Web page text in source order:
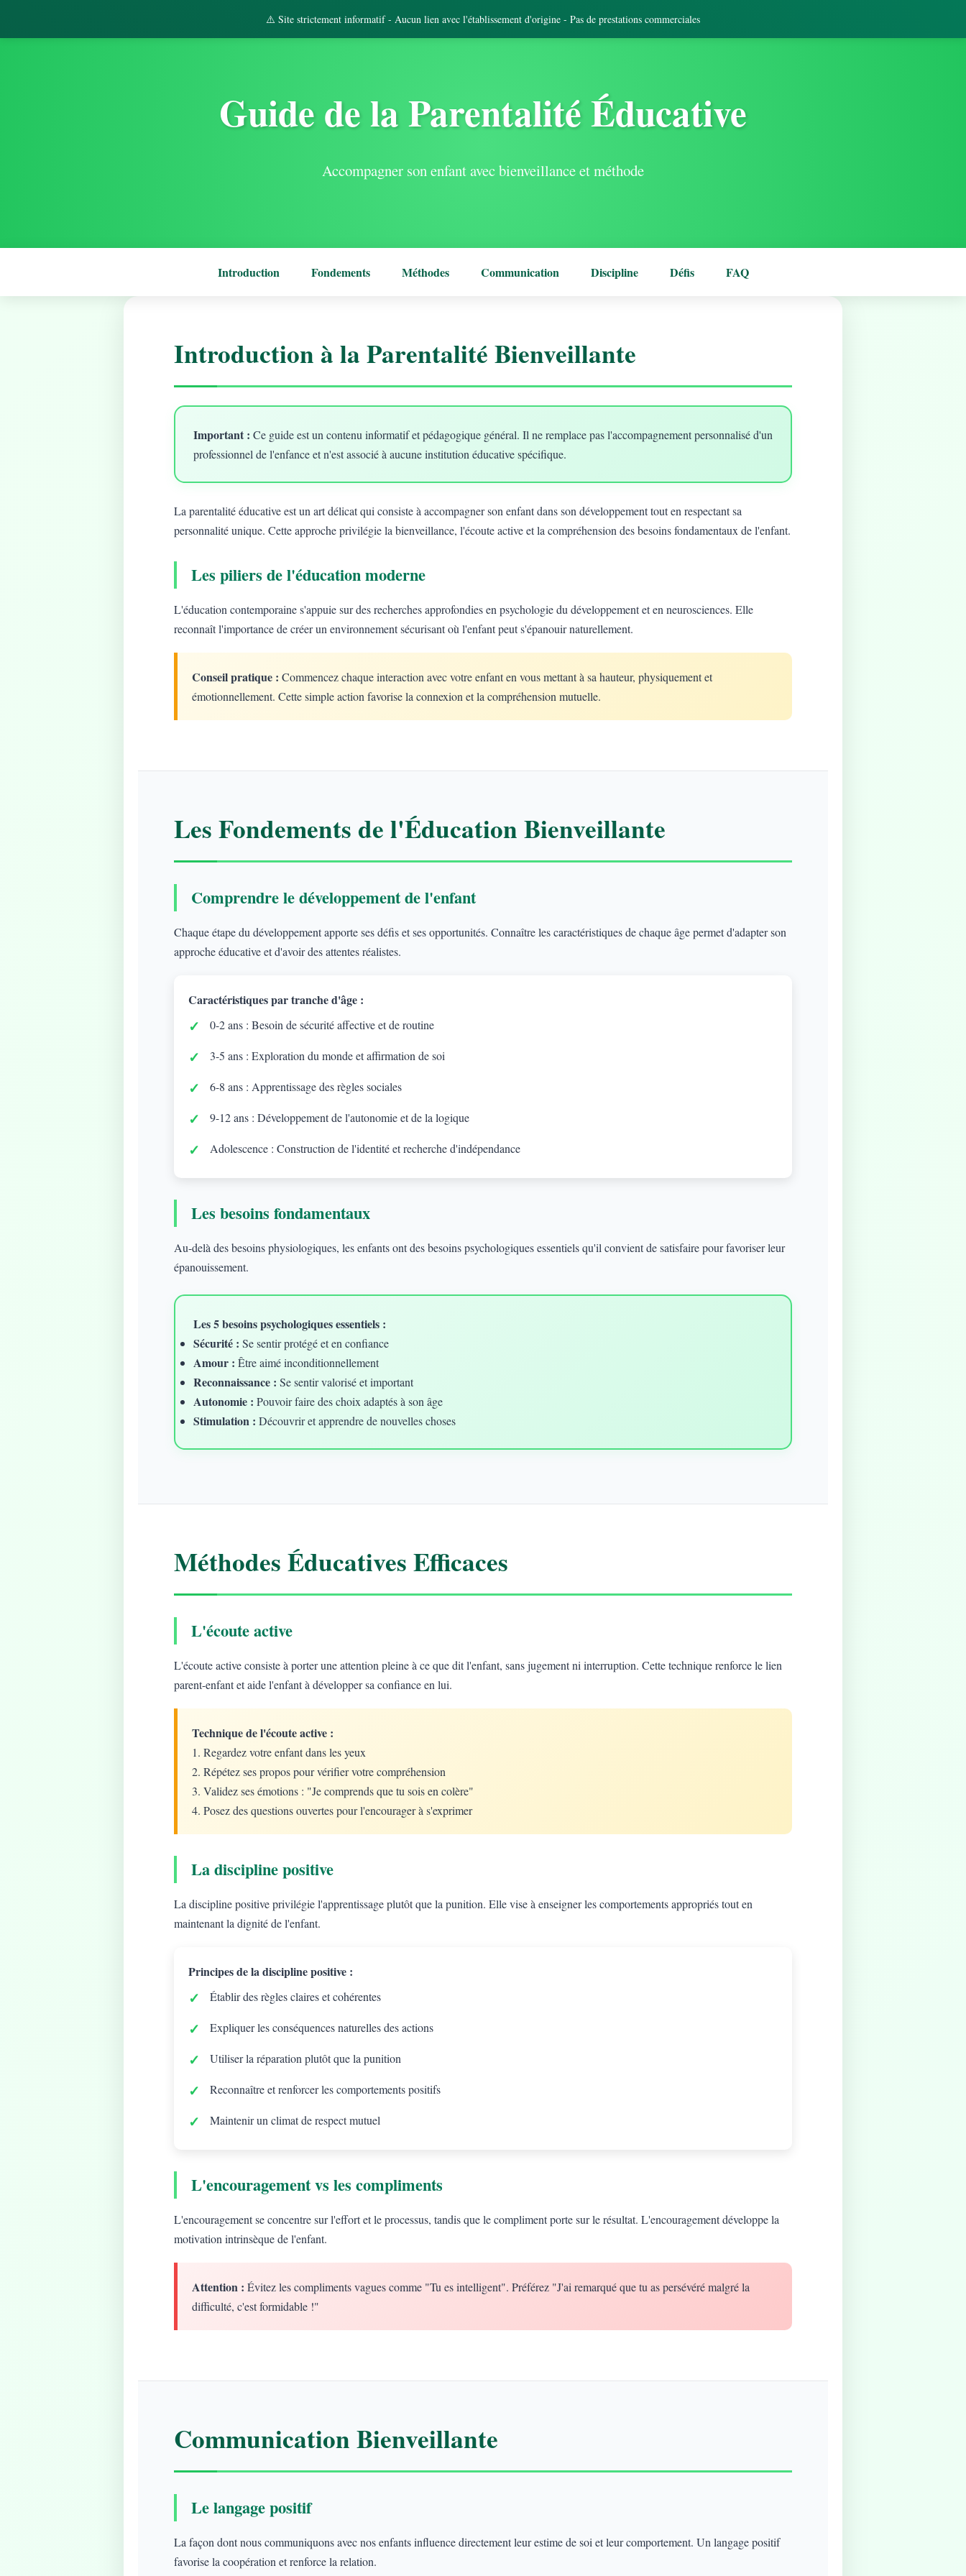
⚠️ Site strictement informatif - Aucun lien avec l'établissement d'origine - Pas de prestations commerciales
Guide de la Parentalité Éducative
Accompagner son enfant avec bienveillance et méthode
Introduction Fondements Méthodes Communication Discipline Défis FAQ
Introduction à la Parentalité Bienveillante
Important : Ce guide est un contenu informatif et pédagogique général. Il ne remplace pas l'accompagnement personnalisé d'un
professionnel de l'enfance et n'est associé à aucune institution éducative spécifique.
La parentalité éducative est un art délicat qui consiste à accompagner son enfant dans son développement tout en respectant sa
personnalité unique. Cette approche privilégie la bienveillance, l'écoute active et la compréhension des besoins fondamentaux de l'enfant.
Les piliers de l'éducation moderne
L'éducation contemporaine s'appuie sur des recherches approfondies en psychologie du développement et en neurosciences. Elle
reconnaît l'importance de créer un environnement sécurisant où l'enfant peut s'épanouir naturellement.
Conseil pratique : Commencez chaque interaction avec votre enfant en vous mettant à sa hauteur, physiquement et
émotionnellement. Cette simple action favorise la connexion et la compréhension mutuelle.
Les Fondements de l'Éducation Bienveillante
Comprendre le développement de l'enfant
Chaque étape du développement apporte ses défis et ses opportunités. Connaître les caractéristiques de chaque âge permet d'adapter son
approche éducative et d'avoir des attentes réalistes.
Caractéristiques par tranche d'âge :
0-2 ans : Besoin de sécurité affective et de routine
3-5 ans : Exploration du monde et affirmation de soi
6-8 ans : Apprentissage des règles sociales
9-12 ans : Développement de l'autonomie et de la logique
Adolescence : Construction de l'identité et recherche d'indépendance
Les besoins fondamentaux
Au-delà des besoins physiologiques, les enfants ont des besoins psychologiques essentiels qu'il convient de satisfaire pour favoriser leur
épanouissement.
Les 5 besoins psychologiques essentiels :
Sécurité : Se sentir protégé et en confiance
Amour : Être aimé inconditionnellement
Reconnaissance : Se sentir valorisé et important
Autonomie : Pouvoir faire des choix adaptés à son âge
Stimulation : Découvrir et apprendre de nouvelles choses
Méthodes Éducatives Efficaces
L'écoute active
L'écoute active consiste à porter une attention pleine à ce que dit l'enfant, sans jugement ni interruption. Cette technique renforce le lien
parent-enfant et aide l'enfant à développer sa confiance en lui.
Technique de l'écoute active :
1. Regardez votre enfant dans les yeux
2. Répétez ses propos pour vérifier votre compréhension
3. Validez ses émotions : "Je comprends que tu sois en colère"
4. Posez des questions ouvertes pour l'encourager à s'exprimer
La discipline positive
La discipline positive privilégie l'apprentissage plutôt que la punition. Elle vise à enseigner les comportements appropriés tout en
maintenant la dignité de l'enfant.
Principes de la discipline positive :
Établir des règles claires et cohérentes
Expliquer les conséquences naturelles des actions
Utiliser la réparation plutôt que la punition
Reconnaître et renforcer les comportements positifs
Maintenir un climat de respect mutuel
L'encouragement vs les compliments
L'encouragement se concentre sur l'effort et le processus, tandis que le compliment porte sur le résultat. L'encouragement développe la
motivation intrinsèque de l'enfant.
Attention : Évitez les compliments vagues comme "Tu es intelligent". Préférez "J'ai remarqué que tu as persévéré malgré la
difficulté, c'est formidable !"
Communication Bienveillante
Le langage positif
La façon dont nous communiquons avec nos enfants influence directement leur estime de soi et leur comportement. Un langage positif
favorise la coopération et renforce la relation.